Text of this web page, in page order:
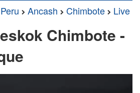
Peru Ancash Chimbote Live
Chimbote -